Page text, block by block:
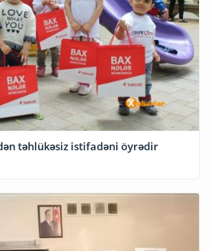
təhlükəsiz istifadəni öyrədir